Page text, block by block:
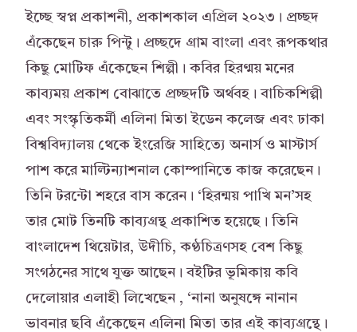
ইচ্ছে স্বপ্ন প্রকাশনী, প্রকাশকাল এপ্রিল ২০২৩। প্রচ্ছদ
এঁকেছেন চারু পিন্টু। প্রচ্ছদে গ্রাম বাংলা এবং রূপকথার
কিছু মোটিফ এঁকেছেন শিল্পী। কবির হিরণ্ময় মনের
কাব্যময় প্রকাশ বোঝাতে প্রচ্ছদটি অর্থবহ। বাচিকশিল্পী
এবং সংস্কৃতিকর্মী এলিনা মিতা ইডেন কলেজ এবং ঢাকা
বিশ্ববিদ্যালয় থেকে ইংরেজি সাহিত্যে অনার্স ও মাস্টার্স
পাশ করে মাল্টিন্যাশনাল কোম্পানিতে কাজ করেছেন।
তিনি টরন্টো শহরে বাস করেন। ‘হিরন্ময় পাখি মন’সহ
তার মোট তিনটি কাব্যগ্রন্থ প্রকাশিত হয়েছে। তিনি
বাংলাদেশ থিয়েটার, উদীচি, কণ্ঠচিত্রণসহ বেশ কিছু
সংগঠনের সাথে যুক্ত আছেন। বইটির ভূমিকায় কবি
দেলোয়ার এলাহী লিখেছেন , ‘নানা অনুষঙ্গে নানান
ভাবনার ছবি এঁকেছেন এলিনা মিতা তার এই কাব্যগ্রন্থে।